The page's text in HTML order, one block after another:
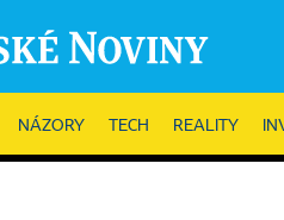
NÁZORY TECH REALITY